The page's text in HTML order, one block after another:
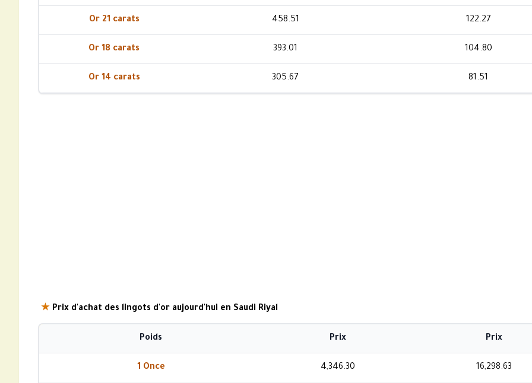
Or 21 carats 458.51 122.27
Or 18 carats 393.01 104.80
Or 14 carats 305.67 81.51
★ Prix d'achat des lingots d'or aujourd'hui en Saudi Riyal
Poids Prix Prix
1 Once 4,346.30 16,298.63